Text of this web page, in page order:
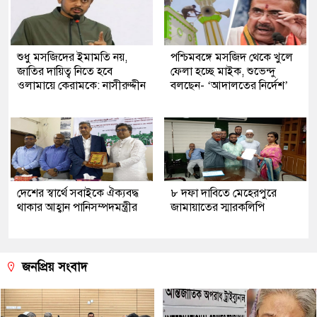
শুধু মসজিদের ইমামতি নয়,
জাতির দায়িত্ব নিতে হবে
ওলামায়ে কেরামকে: নাসীরুদ্দীন
পশ্চিমবঙ্গে মসজিদ থেকে খুলে
ফেলা হচ্ছে মাইক, শুভেন্দু
বলছেন- ‘আদালতের নির্দেশ’
দেশের স্বার্থে সবাইকে ঐক্যবদ্ধ
থাকার আহ্বান পানিসম্পদমন্ত্রীর
৮ দফা দাবিতে মেহেরপুরে
জামায়াতের স্মারকলিপি
জনপ্রিয় সংবাদ